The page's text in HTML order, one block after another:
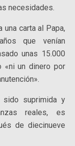
necesidades.
carta al Papa,
que venían
unas 15.000
«ni un dinero por
sido suprimida y
reales, es
de diecinueve